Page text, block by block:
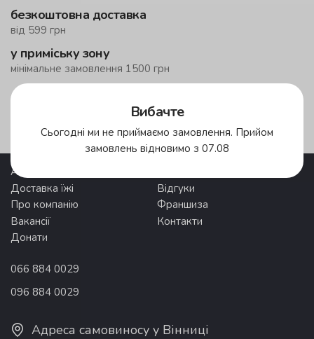
безкоштовна доставка
від 599 грн
у приміську зону
мінімальне замовлення 1500 грн
Зони доставки
Акції
Доставка їжі
Відгуки
Про компанію
Франшиза
Вакансії
Контакти
Донати
066 884 0029
096 884 0029
Адреса самовиносу у Вінниці
Вибачте
Сьогодні ми не приймаємо замовлення. Прийом
замовлень відновимо з 07.08